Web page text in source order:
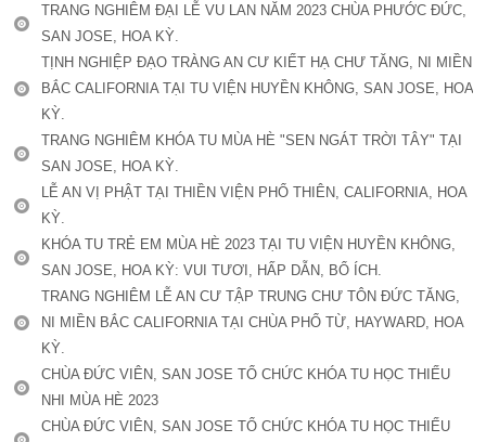
TRANG NGHIÊM ĐẠI LỄ VU LAN NĂM 2023 CHÙA PHƯỚC ĐỨC,
SAN JOSE, HOA KỲ.
TỊNH NGHIỆP ĐẠO TRÀNG AN CƯ KIẾT HẠ CHƯ TĂNG, NI MIỀN
BẮC CALIFORNIA TẠI TU VIỆN HUYỀN KHÔNG, SAN JOSE, HOA
KỲ.
TRANG NGHIÊM KHÓA TU MÙA HÈ "SEN NGÁT TRỜI TÂY" TẠI
SAN JOSE, HOA KỲ.
LỄ AN VỊ PHẬT TẠI THIỀN VIỆN PHỔ THIÊN, CALIFORNIA, HOA
KỲ.
KHÓA TU TRẺ EM MÙA HÈ 2023 TẠI TU VIỆN HUYỀN KHÔNG,
SAN JOSE, HOA KỲ: VUI TƯƠI, HẤP DẪN, BỔ ÍCH.
TRANG NGHIÊM LỄ AN CƯ TẬP TRUNG CHƯ TÔN ĐỨC TĂNG,
NI MIỀN BẮC CALIFORNIA TẠI CHÙA PHỔ TỪ, HAYWARD, HOA
KỲ.
CHÙA ĐỨC VIÊN, SAN JOSE TỔ CHỨC KHÓA TU HỌC THIẾU
NHI MÙA HÈ 2023
CHÙA ĐỨC VIÊN, SAN JOSE TỔ CHỨC KHÓA TU HỌC THIẾU